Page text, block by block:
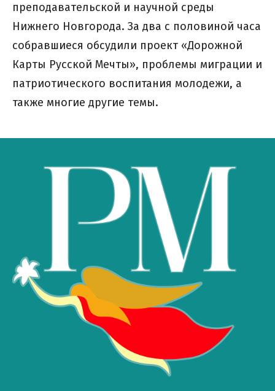
преподавательской и научной среды
Нижнего Новгорода. За два с половиной часа
собравшиеся обсудили проект «Дорожной
Карты Русской Мечты», проблемы миграции и
патриотического воспитания молодежи, а
также многие другие темы.